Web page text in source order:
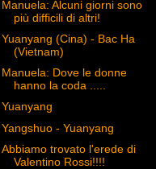
Manuela: Alcuni giorni sono
più difficili di altri!
Yuanyang (Cina) - Bac Ha
(Vietnam)
Manuela: Dove le donne
hanno la coda .....
Yuanyang
Yangshuo - Yuanyang
Abbiamo trovato l'erede di
Valentino Rossi!!!!